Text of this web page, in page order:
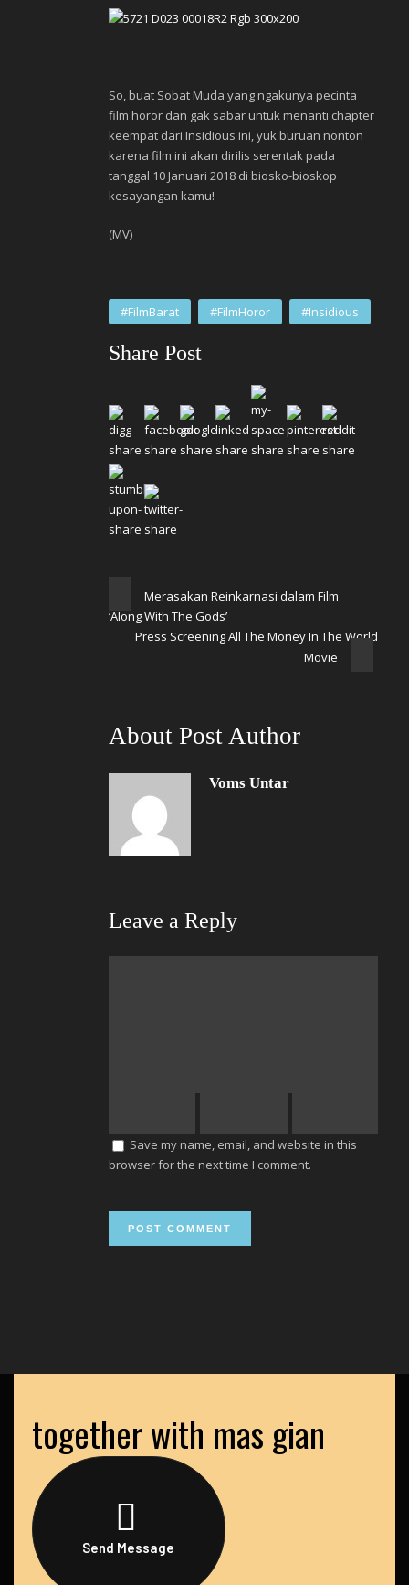
So, buat Sobat Muda yang ngakunya pecinta
film horor dan gak sabar untuk menanti chapter
keempat dari Insidious ini, yuk buruan nonton
karena film ini akan dirilis serentak pada
tanggal 10 Januari 2018 di biosko-bioskop
kesayangan kamu!
(MV)
#FilmBarat #FilmHoror #Insidious
Share Post
Merasakan Reinkarnasi dalam Film
‘Along With The Gods’
Press Screening All The Money In The World
Movie
About Post Author
Voms Untar
Leave a Reply
Save my name, email, and website in this
browser for the next time I comment.
together with mas gian
Send Message